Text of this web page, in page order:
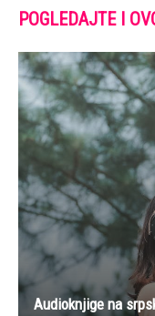
POGLEDAJTE I
Audioknjige na